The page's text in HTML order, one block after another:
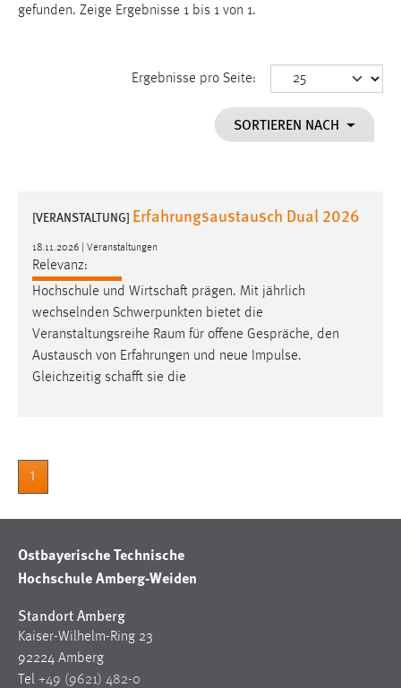
gefunden. Zeige Ergebnisse 1 bis 1 von 1.
Ergebnisse pro Seite:
SORTIEREN NACH
[VERANSTALTUNG] Erfahrungsaustausch Dual 2026
18.11.2026 | Veranstaltungen
Relevanz:
Hochschule und Wirtschaft prägen. Mit jährlich
wechselnden Schwerpunkten bietet die
Veranstaltungsreihe Raum für offene Gespräche, den
Austausch von Erfahrungen und neue Impulse.
Gleichzeitig schafft sie die
1
Ostbayerische Technische
Hochschule Amberg-Weiden
Standort Amberg
Kaiser-Wilhelm-Ring 23
92224 Amberg
Tel +49 (9621) 482-0
Name:
Dieser Cookie speichert die ausgewählten Einverständnis-
Performance
Name:
staticfilecache
Zweck:
Für performante Seitenauslieferung wird in diesem Cookie
gespeichert, ob man eingeloggt ist.
Sprachpräferenz
Name:
MibewSessionID, MIBEW_UserID, mibew_locale, mibew-
chat-frame-style-5e9dbeb1811c0446